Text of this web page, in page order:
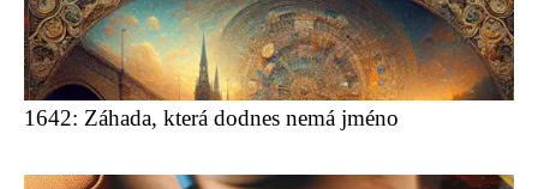
1642: Záhada, která dodnes nemá jméno